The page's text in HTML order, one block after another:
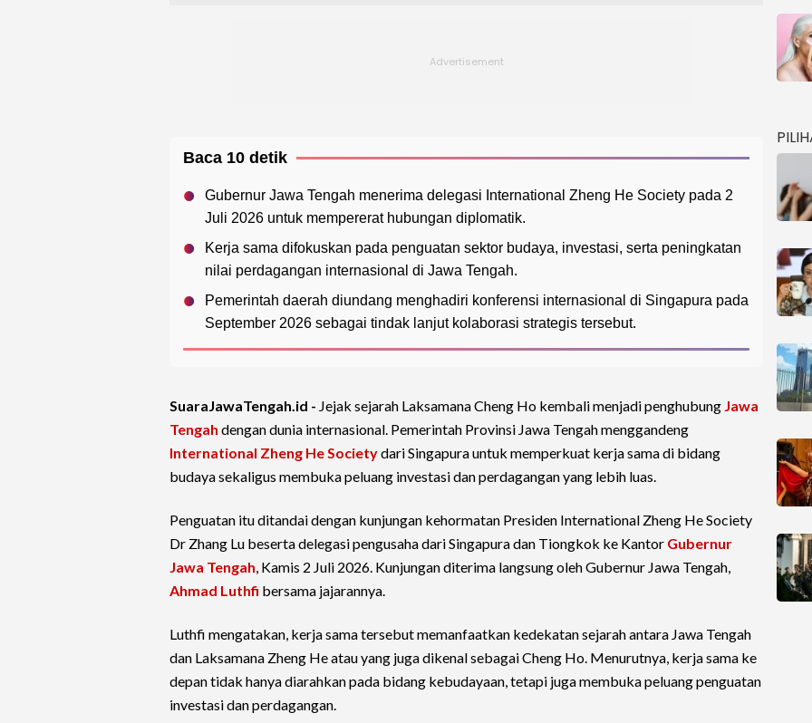
Baca 10 detik
Gubernur Jawa Tengah menerima delegasi International Zheng He Society pada 2
Juli 2026 untuk mempererat hubungan diplomatik.
Kerja sama difokuskan pada penguatan sektor budaya, investasi, serta peningkatan
nilai perdagangan internasional di Jawa Tengah.
Pemerintah daerah diundang menghadiri konferensi internasional di Singapura pada
September 2026 sebagai tindak lanjut kolaborasi strategis tersebut.
SuaraJawaTengah.id - Jejak sejarah Laksamana Cheng Ho kembali menjadi penghubung Jawa
Tengah dengan dunia internasional. Pemerintah Provinsi Jawa Tengah menggandeng
International Zheng He Societydari Singapura untuk memperkuat kerja sama di bidang
budaya sekaligus membuka peluang investasi dan perdagangan yang lebih luas.
Penguatan itu ditandai dengan kunjungan kehormatan Presiden International Zheng He Society
Dr Zhang Lu beserta delegasi pengusaha dari Singapura dan Tiongkok ke Kantor Gubernur
Jawa Tengah, Kamis 2 Juli 2026. Kunjungan diterima langsung oleh Gubernur Jawa Tengah,
Ahmad Luthfi bersama jajarannya.
Luthfi mengatakan, kerja sama tersebut memanfaatkan kedekatan sejarah antara Jawa Tengah
dan Laksamana Zheng He atau yang juga dikenal sebagai Cheng Ho. Menurutnya, kerja sama ke
depan tidak hanya diarahkan pada bidang kebudayaan, tetapi juga membuka peluang penguatan
investasi dan perdagangan.